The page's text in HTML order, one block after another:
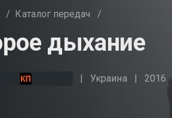
/ Каталог передач /
дыхание
Украина 2016